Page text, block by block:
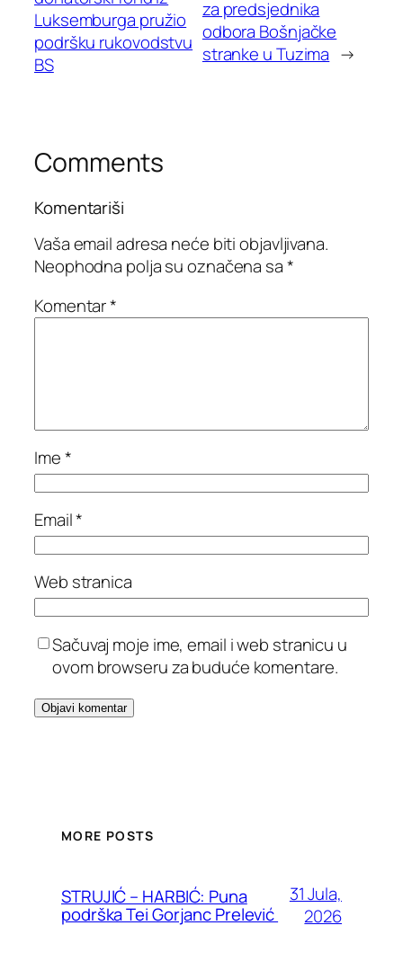
Luksemburga pružio
podršku rukovodstvu
BS
za predsjednika
odbora Bošnjačke
stranke u Tuzima →
Comments
Komentariši
Vaša email adresa neće biti objavljivana.
Neophodna polja su označena sa*
Komentar*
Ime*
Email*
Web stranica
Sačuvaj moje ime, email i web stranicu u
ovom browseru za buduće komentare.
MORE POSTS
STRUJIĆ – HARBIĆ: Puna
podrška Tei Gorjanc Prelević
31 Jula,
2026